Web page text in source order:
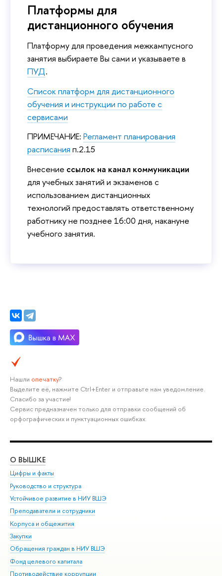
Платформы для
дистанционного обучения
Платформу для проведения межкампусного
занятия выбираете Вы сами и указываете в
ПУД.
Список платформ для дистанционного
обучения и инструкции по работе с
сервисами
ПРИМЕЧАНИЕ: Регламент планирования
расписания п.2.15
Внесение ссылок на канал коммуникации
для учебных занятий и экзаменов с
использованием дистанционных
технологий предоставлять ответственному
работнику не позднее 16:00 дня, накануне
учебного занятия.
Нашли опечатку?
Выделите её, нажмите Ctrl+Enter и отправьте нам уведомление.
Спасибо за участие!
Сервис предназначен только для отправки сообщений об
орфографических и пунктуационных ошибках.
О ВЫШКЕ
Цифры и факты
Руководство и структура
Устойчивое развитие в НИУ ВШЭ
Преподаватели и сотрудники
Корпуса и общежития
Закупки
Обращения граждан в НИУ ВШЭ
Фонд целевого капитала
Противодействие коррупции